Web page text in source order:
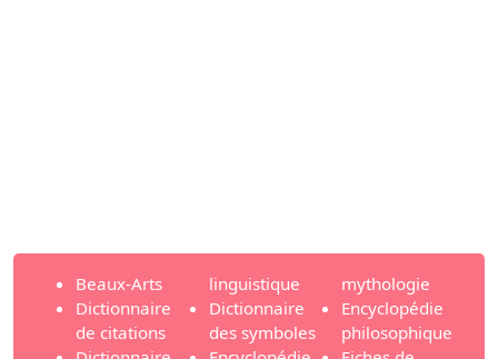
Beaux-Arts
Dictionnaire
de citations
linguistique
Dictionnaire
des symboles
mythologie
Encyclopédie
philosophique